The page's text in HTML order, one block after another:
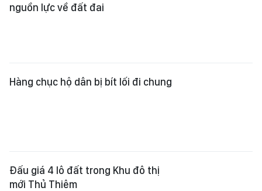
nguồn lực về đất đai
Hàng chục hộ dân bị bít lối đi chung
Đấu giá 4 lô đất trong Khu đô thị
mới Thủ Thiêm